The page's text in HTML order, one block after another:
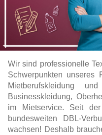
Wir sind professionelle
Schwerpunkten unseres
Mietberufskleidung
Businesskleidung,
im Mietservice. Seit
bundesweiten DBL-
wachsen! Deshalb